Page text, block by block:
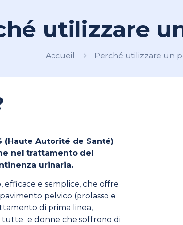
utilizzare
Accueil Perché utilizzare un
(Haute Autorité de Santé)
nel trattamento del
urinaria.
efficace e semplice, che offre
pelvico (prolasso e
di prima linea,
le donne che soffrono di